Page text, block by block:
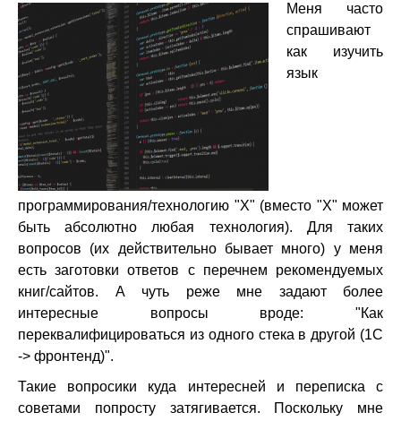
Меня часто
спрашивают
как изучить
язык
программирования/технологию "X" (вместо "Х" может
быть абсолютно любая технология). Для таких
вопросов (их действительно бывает много) у меня
есть заготовки ответов с перечнем рекомендуемых
книг/сайтов. А чуть реже мне задают более
интересные вопросы вроде: "Как
переквалифицироваться из одного стека в другой (1C
-> фронтенд)".
Такие вопросики куда интересней и переписка с
советами попросту затягивается. Поскольку мне